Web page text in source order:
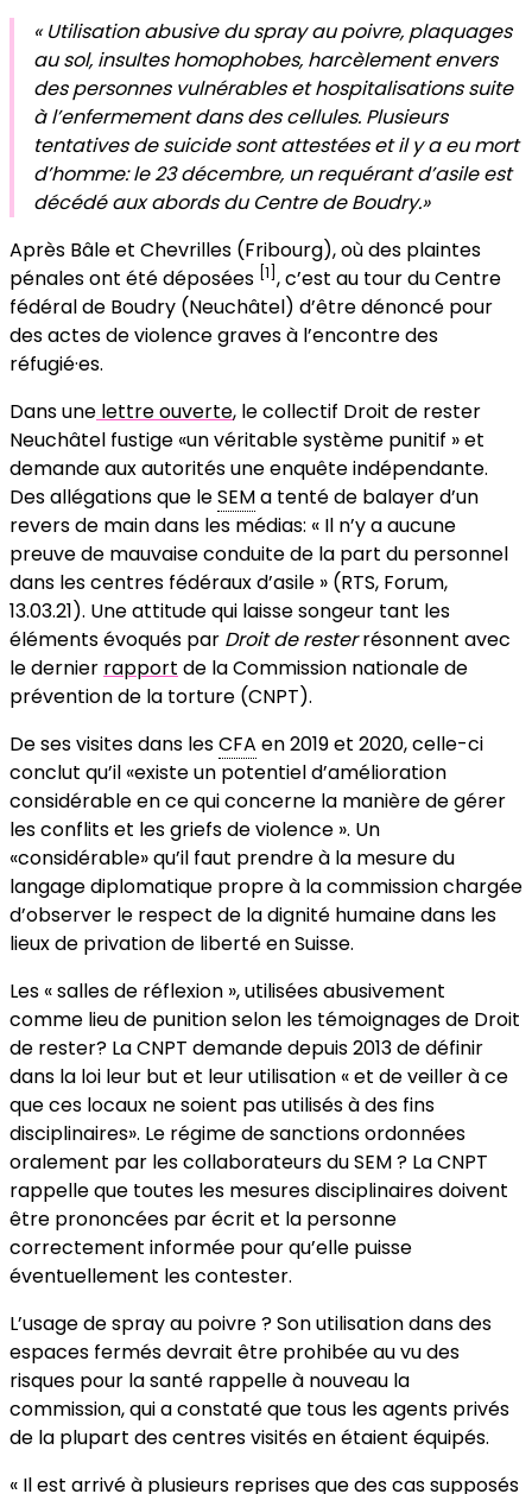
« Utilisation abusive du spray au poivre, plaquages
au sol, insultes homophobes, harcèlement envers
des personnes vulnérables et hospitalisations suite
à l’enfermement dans des cellules. Plusieurs
tentatives de suicide sont attestées et il y a eu mort
d’homme: le 23 décembre, un requérant d’asile est
décédé aux abords du Centre de Boudry.»
Après Bâle et Chevrilles (Fribourg), où des plaintes
pénales ont été déposées [1] , c’est au tour du Centre
fédéral de Boudry (Neuchâtel) d’être dénoncé pour
des actes de violence graves à l’encontre des
réfugié·es.
Dans une lettre ouverte, le collectif Droit de rester
Neuchâtel fustige «un véritable système punitif » et
demande aux autorités une enquête indépendante.
Des allégations que leSEMa tenté de balayer d’un
revers de main dans les médias: « Il n’y a aucune
preuve de mauvaise conduite de la part du personnel
dans les centres fédéraux d’asile » (RTS, Forum,
13.03.21). Une attitude qui laisse songeur tant les
éléments évoqués par Droit de resterrésonnent avec
le dernier rapport de la Commission nationale de
prévention de la torture (CNPT).
De ses visites dans lesCFA en 2019 et 2020, celle-ci
conclut qu’il «existe un potentiel d’amélioration
considérable en ce qui concerne la manière de gérer
les conflits et les griefs de violence ». Un
«considérable» qu’il faut prendre à la mesure du
langage diplomatique propre à la commission chargée
d’observer le respect de la dignité humaine dans les
lieux de privation de liberté en Suisse.
Les « salles de réflexion », utilisées abusivement
comme lieu de punition selon les témoignages de Droit
de rester? La CNPT demande depuis 2013 de définir
dans la loi leur but et leur utilisation « et de veiller à ce
que ces locaux ne soient pas utilisés à des fins
disciplinaires». Le régime de sanctions ordonnées
oralement par les collaborateurs du SEM ? La CNPT
rappelle que toutes les mesures disciplinaires doivent
être prononcées par écrit et la personne
correctement informée pour qu’elle puisse
éventuellement les contester.
L’usage de spray au poivre ? Son utilisation dans des
espaces fermés devrait être prohibée au vu des
risques pour la santé rappelle à nouveau la
commission, qui a constaté que tous les agents privés
de la plupart des centres visités en étaient équipés.
« Il est arrivé à plusieurs reprises que des cas supposés